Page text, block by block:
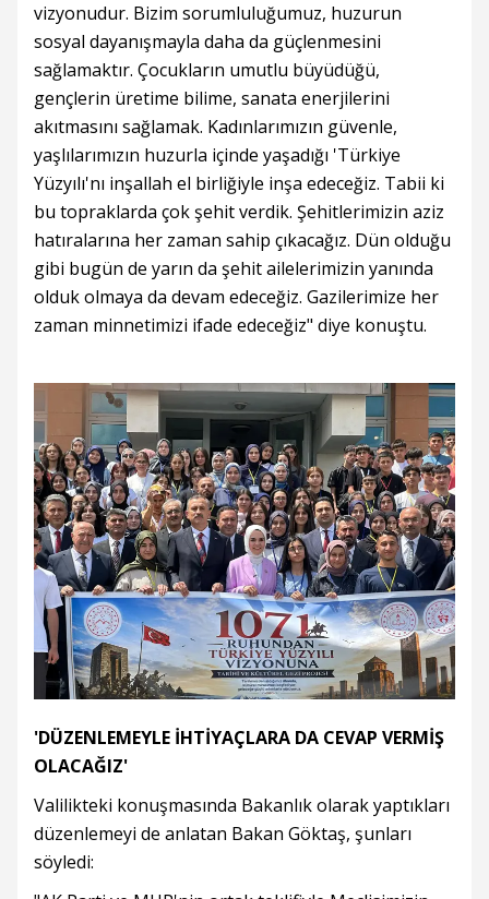
vizyonudur. Bizim sorumluluğumuz, huzurun
sosyal dayanışmayla daha da güçlenmesini
sağlamaktır. Çocukların umutlu büyüdüğü,
gençlerin üretime bilime, sanata enerjilerini
akıtmasını sağlamak. Kadınlarımızın güvenle,
yaşlılarımızın huzurla içinde yaşadığı 'Türkiye
Yüzyılı'nı inşallah el birliğiyle inşa edeceğiz. Tabii ki
bu topraklarda çok şehit verdik. Şehitlerimizin aziz
hatıralarına her zaman sahip çıkacağız. Dün olduğu
gibi bugün de yarın da şehit ailelerimizin yanında
olduk olmaya da devam edeceğiz. Gazilerimize her
zaman minnetimizi ifade edeceğiz" diye konuştu.
'DÜZENLEMEYLE İHTİYAÇLARA DA CEVAP VERMİŞ
OLACAĞIZ'
Valilikteki konuşmasında Bakanlık olarak yaptıkları
düzenlemeyi de anlatan Bakan Göktaş, şunları
söyledi: